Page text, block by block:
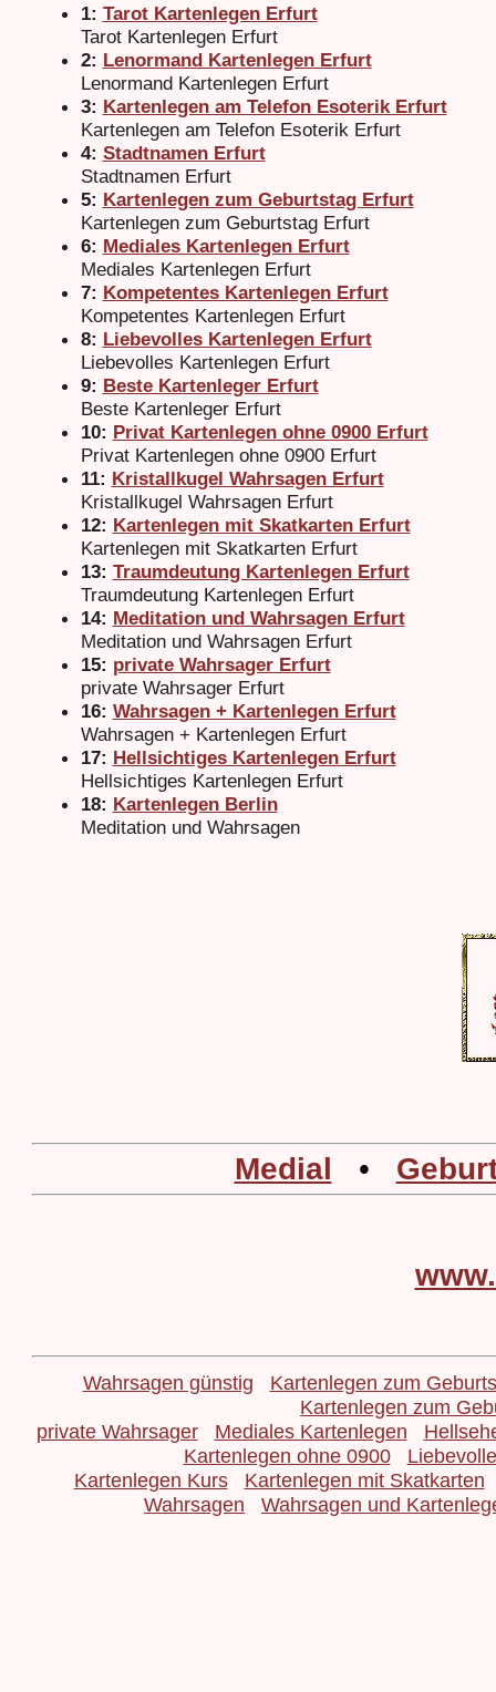
1: Tarot Kartenlegen Erfurt
Tarot Kartenlegen Erfurt
2: Lenormand Kartenlegen Erfurt
Lenormand Kartenlegen Erfurt
3: Kartenlegen am Telefon Esoterik Erfurt
Kartenlegen am Telefon Esoterik Erfurt
4: Stadtnamen Erfurt
Stadtnamen Erfurt
5: Kartenlegen zum Geburtstag Erfurt
Kartenlegen zum Geburtstag Erfurt
6: Mediales Kartenlegen Erfurt
Mediales Kartenlegen Erfurt
7: Kompetentes Kartenlegen Erfurt
Kompetentes Kartenlegen Erfurt
8: Liebevolles Kartenlegen Erfurt
Liebevolles Kartenlegen Erfurt
9: Beste Kartenleger Erfurt
Beste Kartenleger Erfurt
10: Privat Kartenlegen ohne 0900 Erfurt
Privat Kartenlegen ohne 0900 Erfurt
11: Kristallkugel Wahrsagen Erfurt
Kristallkugel Wahrsagen Erfurt
12: Kartenlegen mit Skatkarten Erfurt
Kartenlegen mit Skatkarten Erfurt
13: Traumdeutung Kartenlegen Erfurt
Traumdeutung Kartenlegen Erfurt
14: Meditation und Wahrsagen Erfurt
Meditation und Wahrsagen Erfurt
15: private Wahrsager Erfurt
private Wahrsager Erfurt
16: Wahrsagen + Kartenlegen Erfurt
Wahrsagen + Kartenlegen Erfurt
17: Hellsichtiges Kartenlegen Erfurt
Hellsichtiges Kartenlegen Erfurt
18: Kartenlegen Berlin
Meditation und Wahrsagen
Medial •
Wahrsagen günstig
Kartenlegen zum
Kartenlegen zum
private Wahrsager
Mediales Kartenlegen
Kartenlegen ohne 0900
Kartenlegen Kurs
Kartenlegen mit Skatkarten
Wahrsagen
Wahrsagen und